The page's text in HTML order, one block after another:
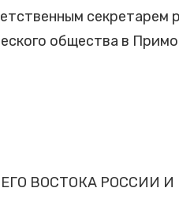
секретарем
общества в
ВОСТОКА РОССИИ И